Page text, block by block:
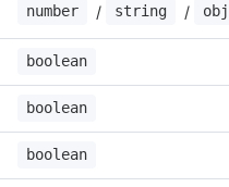
number / string /
boolean
boolean
boolean